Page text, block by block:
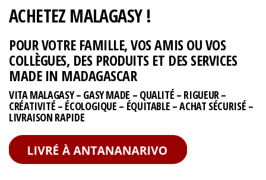
ACHETEZ MALAGASY !
POUR VOTRE FAMILLE, VOS AMIS OU VOS
COLLÈGUES, DES PRODUITS ET DES SERVICES
MADE IN MADAGASCAR
VITA MALAGASY – GASY MADE – QUALITÉ – RIGUEUR –
CRÉATIVITÉ – ÉCOLOGIQUE – ÉQUITABLE – ACHAT SÉCURISÉ –
LIVRAISON RAPIDE